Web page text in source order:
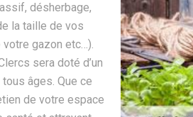
désherbage,
la taille de vos
gazon etc…).
sera doté d’un
âges. Que ce
de votre espace